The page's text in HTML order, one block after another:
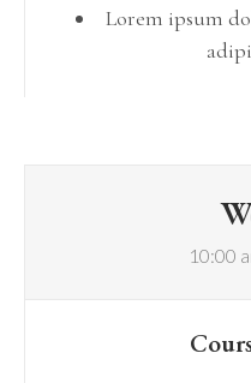
Lorem ipsum
10:00